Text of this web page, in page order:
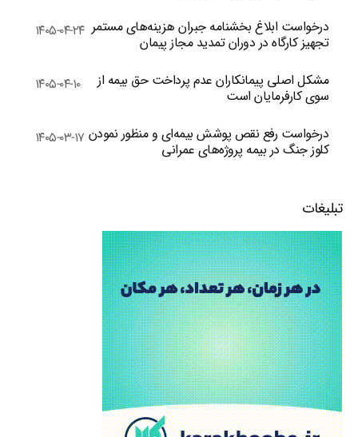
درخواست ابلاغ بخشنامه جبران هزینه‌های مستمر
تجهیز کارگاه در دوران تمدید مجاز پیمان
۱۴۰۵-۰۴-۲۴
مشکل اصلی پیمانکاران عدم پرداخت حق بیمه از
سوی کارفرمایان است
۱۴۰۵-۰۴-۱۰
درخواست رفع نقص پوشش بیمه‌ای و منظور نمودن
کلوز جنگ در بیمه پروژه‌های عمرانی
۱۴۰۵-۰۳-۱۷
تبلیغات